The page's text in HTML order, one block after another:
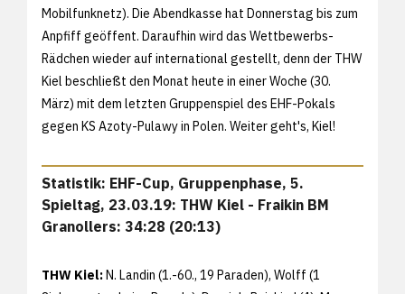
Mobilfunknetz). Die Abendkasse hat Donnerstag bis zum
Anpfiff geöffent. Daraufhin wird das Wettbewerbs-
Rädchen wieder auf international gestellt, denn der THW
Kiel beschließt den Monat heute in einer Woche (30.
März) mit dem letzten Gruppenspiel des EHF-Pokals
gegen KS Azoty-Pulawy in Polen. Weiter geht's, Kiel!
Statistik: EHF-Cup, Gruppenphase, 5.
Spieltag, 23.03.19: THW Kiel - Fraikin BM
Granollers: 34:28 (20:13)
THW Kiel:N. Landin (1.-60., 19 Paraden), Wolff (1